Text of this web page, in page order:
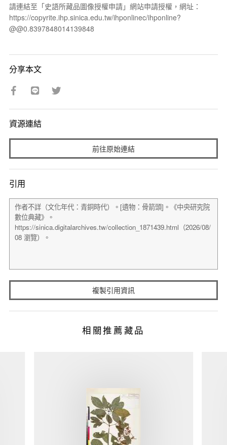
請連結至「史語所藏品圖像授權申請」網站申請授權，網址：
https://copyrite.ihp.sinica.edu.tw/ihponlinec/ihponline?
@@0.8397848014139848
分享本文
資源連結
前往原始連結
引用
複製引用資訊
相關推薦藏品